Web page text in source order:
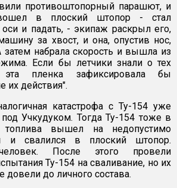
противоштопорный парашют, и
в плоский штопор - стал
оси и падать, - экипаж раскрыл его,
за хвост, и она, опустив нос,
затем набрала скорость и вышла из
Если бы летчики знали о тех
эта пленка зафиксировала бы
их действия".
катастрофа с Ту-154 уже
Учкудуком. Тогда Ту-154 тоже в
топлива вышел на недопустимо
и свалился в плоский штопор.
После этого провели
Ту-154 на сваливание, но их
довели до личного состава.